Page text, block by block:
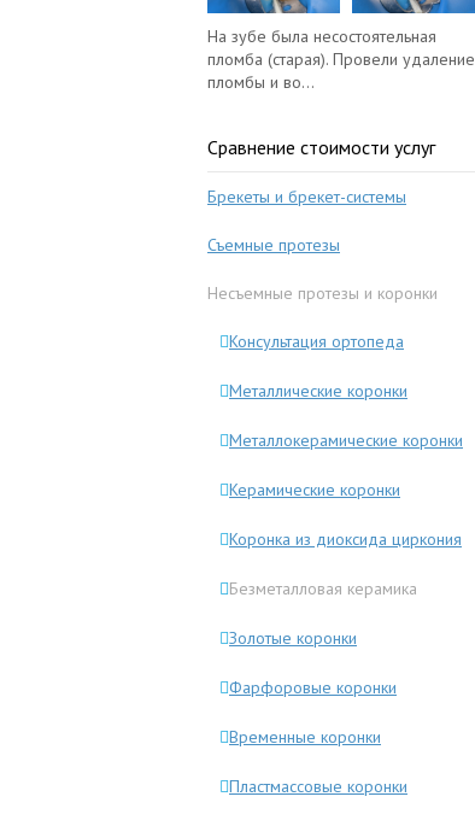
На зубе была несостоятельная
пломба (старая). Провели удаление
пломбы и во...
Сравнение стоимости услуг
Брекеты и брекет-системы
Съемные протезы
Несъемные протезы и коронки
Консультация ортопеда
Металлические коронки
Металлокерамические коронки
Керамические коронки
Коронка из диоксида циркония
Безметалловая керамика
Золотые коронки
Фарфоровые коронки
Временные коронки
Пластмассовые коронки